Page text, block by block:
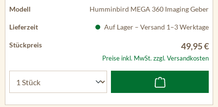
Humminbird MEGA 360 Imaging Geber
Auf Lager – Versand 1–3 Werktage
49,95 €
Preise inkl. MwSt. zzgl. Versandkosten